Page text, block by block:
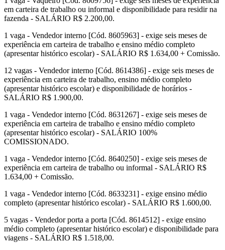
em carteira de trabalho ou informal e disponibilidade para residir na
fazenda - SALÁRIO R$ 2.200,00.
1 vaga - Vendedor interno [Cód. 8605963] - exige seis meses de
experiência em carteira de trabalho e ensino médio completo
(apresentar histórico escolar) - SALÁRIO R$ 1.634,00 + Comissão.
12 vagas - Vendedor interno [Cód. 8614386] - exige seis meses de
experiência em carteira de trabalho, ensino médio completo
(apresentar histórico escolar) e disponibilidade de horários -
SALÁRIO R$ 1.900,00.
1 vaga - Vendedor interno [Cód. 8631267] - exige seis meses de
experiência em carteira de trabalho e ensino médio completo
(apresentar histórico escolar) - SALÁRIO 100%
COMISSIONADO.
1 vaga - Vendedor interno [Cód. 8640250] - exige seis meses de
experiência em carteira de trabalho ou informal - SALÁRIO R$
1.634,00 + Comissão.
1 vaga - Vendedor interno [Cód. 8633231] - exige ensino médio
completo (apresentar histórico escolar) - SALÁRIO R$ 1.600,00.
5 vagas - Vendedor porta a porta [Cód. 8614512] - exige ensino
médio completo (apresentar histórico escolar) e disponibilidade para
viagens - SALÁRIO R$ 1.518,00.